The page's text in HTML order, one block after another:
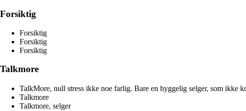
Forsiktig
Forsiktig
Forsiktig
Forsiktig
Talkmore
TalkMore, null stress ikke noe farlig. Bare en hyggelig selger, som ikke
Talkmore
Talkmore, selger